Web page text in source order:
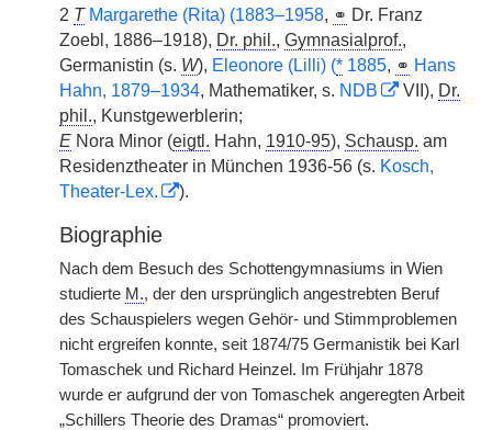
2 T Margarethe (Rita) (1883–1958, ⚭ Dr. Franz
Zoebl, 1886–1918), Dr. phil., Gymnasialprof.,
Germanistin (s. W), Eleonore (Lilli) (* 1885, ⚭ Hans
Hahn, 1879–1934, Mathematiker, s. NDB VII), Dr.
phil., Kunstgewerblerin;
E Nora Minor (eigtl. Hahn, 1910-95), Schausp. am
Residenztheater in München 1936-56 (s. Kosch,
Theater-Lex.
).
Biographie
Nach dem Besuch des Schottengymnasiums in Wien
studierte M., der den ursprünglich angestrebten Beruf
des Schauspielers wegen Gehör- und Stimmproblemen
nicht ergreifen konnte, seit 1874/75 Germanistik bei Karl
Tomaschek und Richard Heinzel. Im Frühjahr 1878
wurde er aufgrund der von Tomaschek angeregten Arbeit
„Schillers Theorie des Dramas“ promoviert.